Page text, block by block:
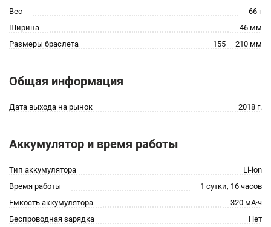
Вес
66 г
Ширина
46 мм
Размеры браслета
155 — 210 мм
Общая информация
Дата выхода на рынок 2018 г.
Аккумулятор и время работы
Тип аккумулятора
Li-ion
Время работы
1 сутки, 16 часов
Емкость аккумулятора
320 мА·ч
Беспроводная зарядка
Нет